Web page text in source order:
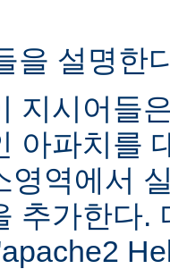
을 설명한
지시어들
아파치를
영역에서
추가한다.